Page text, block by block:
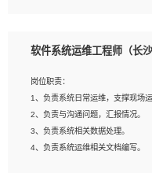
1、3年以上运营或解决方案的工作
征，可独立提出完整的优化方案,
WORD、EXCEL等办公软件；
3、深入理解公司各项AI产品和技
PPT、方案建议书等，面试时需
软件系统运维工程师（长沙
岗位职责：
1、负责系统日常运维，支撑现场
2、负责与沟通问题，汇报情况。
3、负责系统相关数据处理。
4、负责系统运维相关文档编写。